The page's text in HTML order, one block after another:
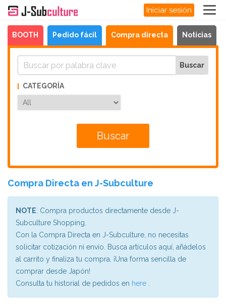
Iniciar sesión
BOOTH Pedido fácil Compra directa Noticias
CATEGORÍA
Compra Directa en J-Subculture
NOTE: Compra productos directamente desde J-
Subculture Shopping.
Con la Compra Directa en J-Subculture, no necesitas
solicitar cotización ni envío. Busca artículos aquí, añádelos
al carrito y finaliza tu compra. ¡Una forma sencilla de
comprar desde Japón!
Consulta tu historial de pedidos en here